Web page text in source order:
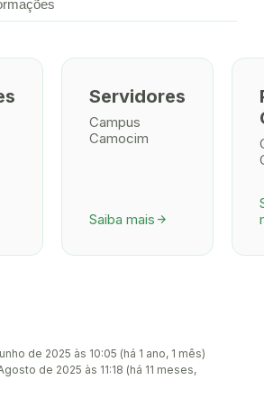
Servidores
Campus
Camocim
Saiba mais arrow_forward
de 2025 às 10:05 (há 1 ano, 1 mês)
de 2025 às 11:18 (há 11 meses,